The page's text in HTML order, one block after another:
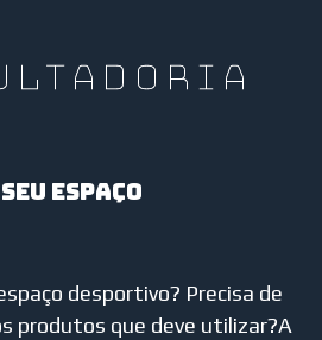
ESPAÇO
desportivo? Precisa de
produtos que deve utilizar?A